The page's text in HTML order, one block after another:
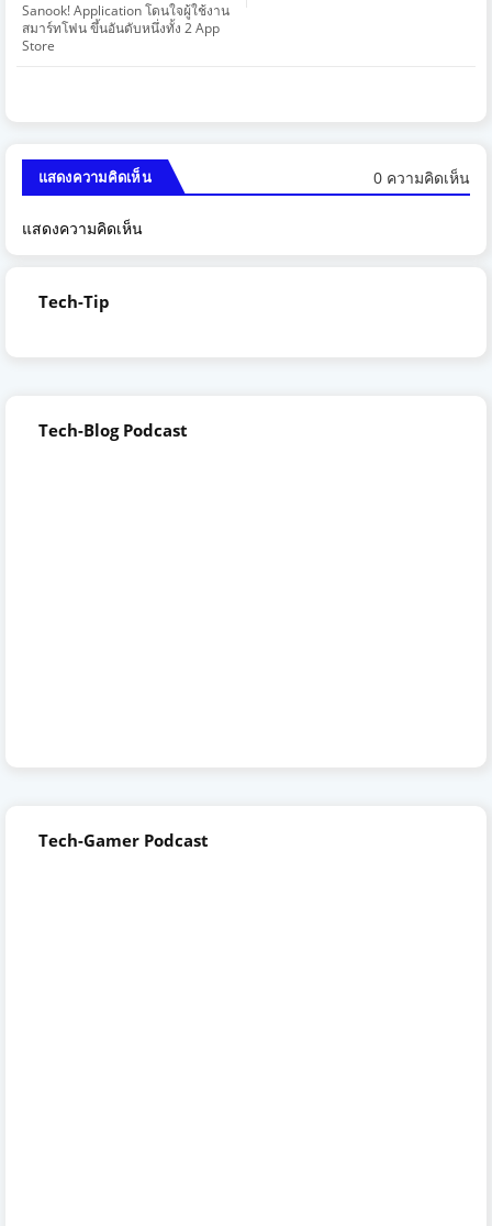
Sanook! Application โดนใจผู้ใช้งาน
สมาร์ทโฟน ขึ้นอันดับหนึ่งทั้ง 2 App
Store
แสดงความคิดเห็น 0 ความคิดเห็น
แสดงความคิดเห็น
Tech-Tip
Tech-Blog Podcast
Tech-Gamer Podcast